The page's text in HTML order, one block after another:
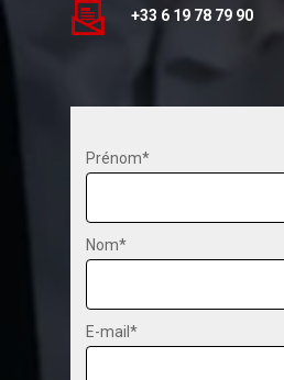
+33 6 19 78 79 90
Prénom*
Nom*
E-mail*